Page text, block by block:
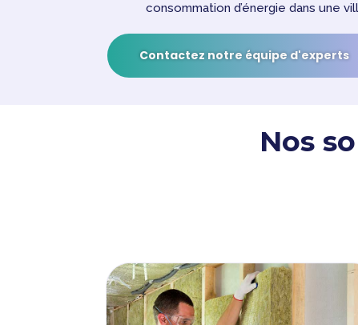
consommation d’énergie dans une
Contactez notre équipe d'experts
Nos